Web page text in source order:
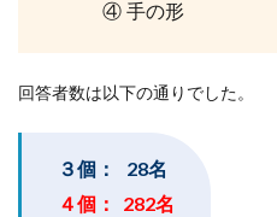
④ 手の形
回答者数は以下の通りでした。
３個： 28名
４個： 282名